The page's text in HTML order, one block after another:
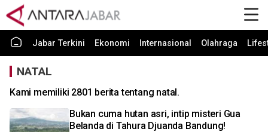
Jabar Terkini Ekonomi Internasional Olahraga
NATAL
Kami memiliki 2801 berita tentang natal.
Bukan cuma hutan asri, intip misteri Gua
Belanda di Tahura Djuanda Bandung!